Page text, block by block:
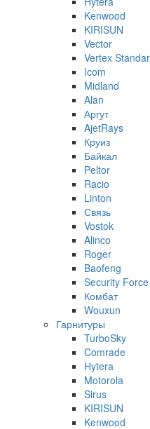
Kenwood
KIRISUN
Vector
Vertex
Icom
Midland
Alan
Аргут
AjetRays
Круиз
Байкал
Peltor
Racio
Linton
Связь
Vostok
Alinco
Roger
Baofeng
Security Force
Комбат
Wouxun
Гарнитуры
TurboSky
Comrade
Hytera
Motorola
Sirus
KIRISUN
Kenwood